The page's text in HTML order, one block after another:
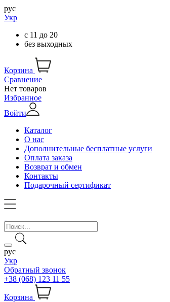
рус
Укр
с 11 до 20
без выходных
Корзина
Сравнение
Нет товаров
Избранное
Войти
Каталог
О нас
Дополнительные бесплатные услуги
Оплата заказа
Возврат и обмен
Контакты
Подарочный сертификат
рус
Укр
Обратный звонок
+38 (068) 123 11 55
Корзина